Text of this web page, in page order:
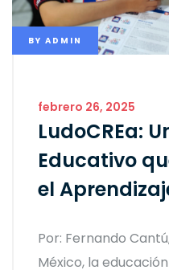
BY ADMIN
febrero 26, 2025
LudoCREa:
Educativo
el
Por: Fernando
México, la